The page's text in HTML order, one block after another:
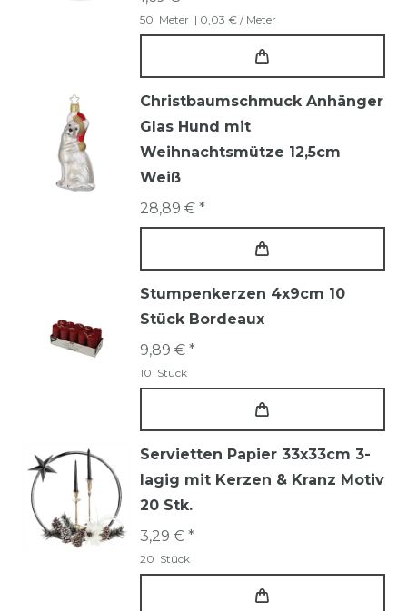
50 Meter | 0,03 € / Meter
Christbaumschmuck Anhänger
Glas Hund mit
Weihnachtsmütze 12,5cm
Weiß
28,89 € *
Stumpenkerzen 4x9cm 10
Stück Bordeaux
9,89 € *
10 Stück
Servietten Papier 33x33cm 3-
lagig mit Kerzen & Kranz Motiv
20 Stk.
3,29 € *
20 Stück